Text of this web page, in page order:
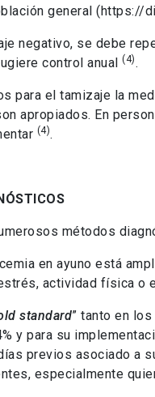
general
negativo, se debe
control anual (4) .
para el tamizaje la
apropiados. En
(4).
métodos
en ayuno está
actividad física o
standard” tanto en
y para su
previos asociado a
especialmente